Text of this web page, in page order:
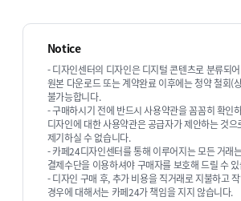
Notice
- 디자인센터의 디자인은 디지털 콘텐츠로 분류되
원본 다운로드 또는 계약완료 이후에는 청약 철회(
불가능합니다.
- 구매하시기 전에 반드시 사용약관을 꼼꼼히 확인
디자인에 대한 사용약관은 공급자가 제안하는 것
제기하실 수 없습니다.
- 카페24디자인센터를 통해 이루어지는 모든 거래
결제수단을 이용하셔야 구매자를 보호해 드릴 수
- 디자인 구매 후, 추가 비용을 직거래로 지불하고
경우에 대해서는 카페24가 책임을 지지 않습니다.